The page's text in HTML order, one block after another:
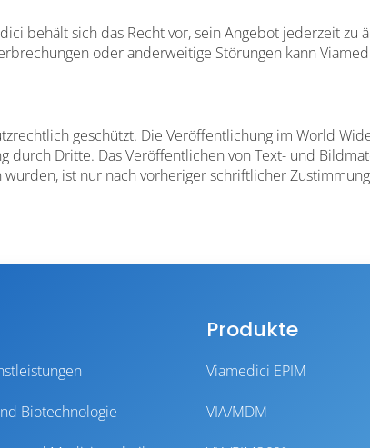
behält sich das Recht vor, sein Angebot jederzeit
oder anderweitige Störungen kann
geschützt. Die Veröffentlichung im World
Dritte. Das Veröffentlichen von Text- und
ist nur nach vorheriger schriftlicher
Biotechnologie
Produkte
Viamedici EPIM
VIA/MDM